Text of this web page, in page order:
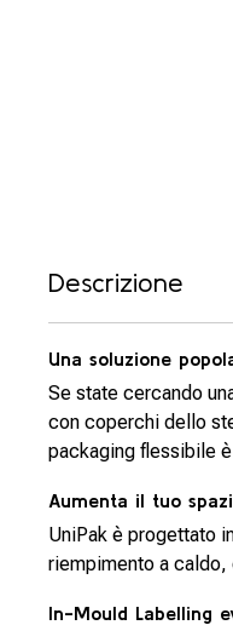
Descrizione
Una soluzione
Se state cercando
con coperchi dello
packaging flessibile
Aumenta il tuo
UniPak è progettato
riempimento a
In-Mould Labelling